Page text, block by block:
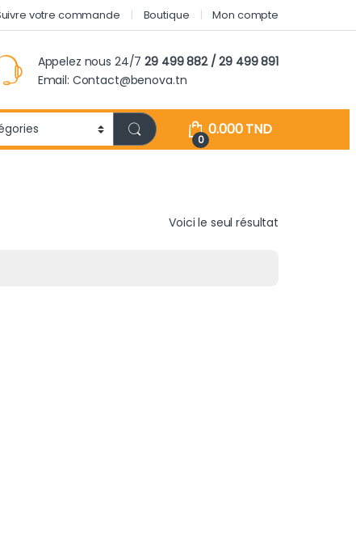
votre commande Boutique Mon compte
Appelez nous 24/729 499 882 / 29 499 891
Email: Contact@benova.tn
0
0.000TND
Voici le seul résultat